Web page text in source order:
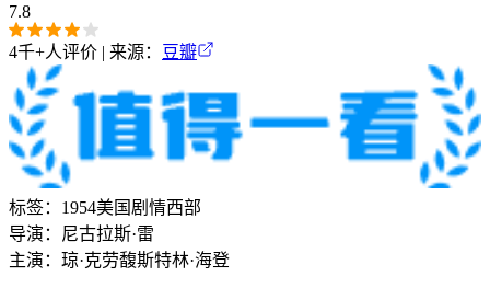
7.8
4千+人评价 | 来源： 豆瓣
标签： 1954美国 剧情西部
导演：
尼古拉斯·雷
主演： 琼·克劳馥斯特林·海登